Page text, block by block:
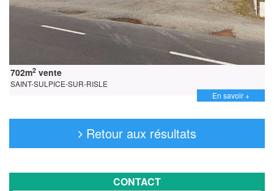
702m2 vente
SAINT-SULPICE-SUR-RISLE
En savoir +
Retour aux résultats
CONTACT